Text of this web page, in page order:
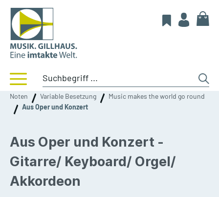
Noten Variable Besetzung
Music makes the world go round
Aus Oper und Konzert
Aus Oper und Konzert -
Gitarre/ Keyboard/ Orgel/
Akkordeon